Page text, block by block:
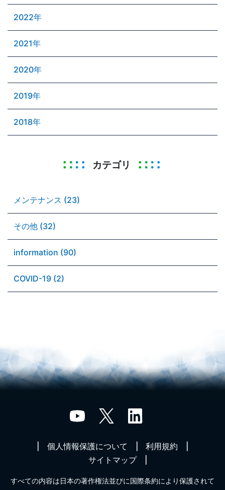
2022年
2021年
2020年
2019年
2018年
カテゴリ
メンテナンス (23)
その他 (32)
information (90)
COVID-19 (2)
個人情報保護について
利用規約
サイトマップ
すべての内容は日本の著作権法並びに国際条約により保護されて